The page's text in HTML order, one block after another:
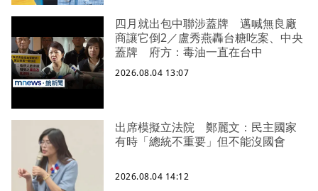
四月就出包中聯涉蓋牌 邁喊無良廠
商讓它倒2／盧秀燕轟台糖吃案、中央
蓋牌 府方：毒油一直在台中
2026.08.04 13:07
出席模擬立法院 鄭麗文：民主國家
有時「總統不重要」但不能沒國會
2026.08.04 14:12